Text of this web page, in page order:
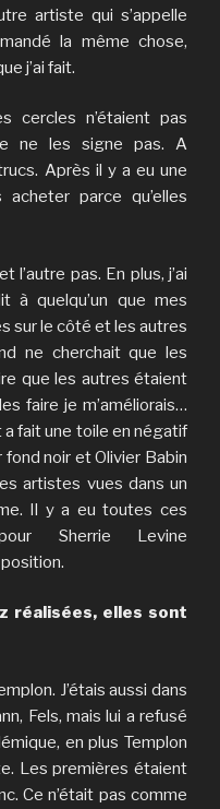
artiste qui s’appelle
la même chose,
j’ai fait.
cercles n’étaient pas
ne les signe pas. A
Après il y a eu une
parce qu’elles
pas. En plus, j’ai
à quelqu’un que mes
sur le côté et les autres
ne cherchait que les
que les autres étaient
faire je m’améliorais…
a fait une toile en négatif
noir et Olivier Babin
artistes vues dans un
Il y a eu toutes ces
Sherrie Levine
réalisées, elles sont
J’étais aussi dans
Fels, mais lui a refusé
en plus Templon
Les premières étaient
Ce n’était pas comme